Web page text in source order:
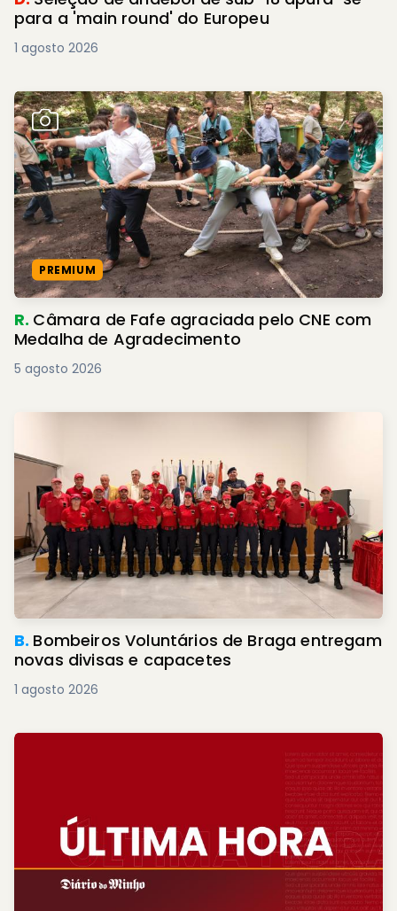
para a 'main round' do Europeu
1 agosto 2026
PREMIUM
R. Câmara de Fafe agraciada pelo CNE com
Medalha de Agradecimento
5 agosto 2026
B. Bombeiros Voluntários de Braga entregam
novas divisas e capacetes
1 agosto 2026